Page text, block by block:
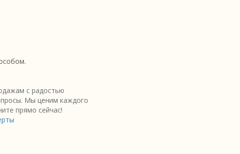
с радостью
Мы ценим каждого
прямо сейчас!